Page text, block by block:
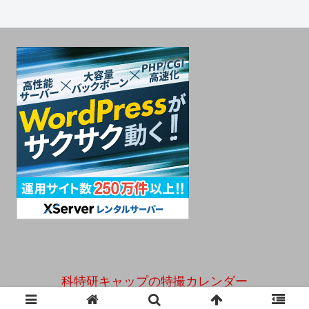
科特研キャップの特撮カレンダー
© 2019 科特研キャップの特撮カレンダー.